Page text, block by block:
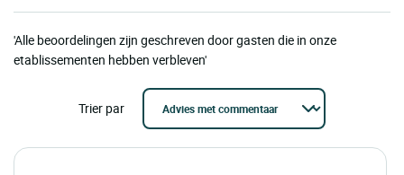
'Alle beoordelingen zijn geschreven door gasten die in onze
etablissementen hebben verbleven'
Trier par